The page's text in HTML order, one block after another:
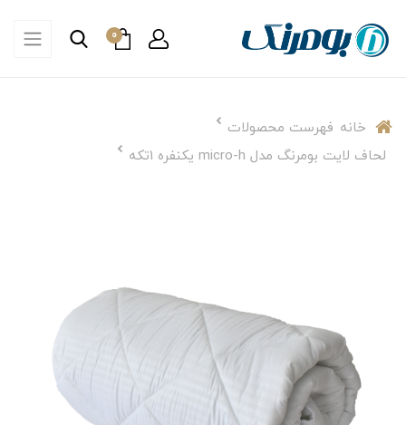
0
خانه فهرست محصولات
لحاف لایت بومرنگ مدل micro-h یکنفره 1تکه